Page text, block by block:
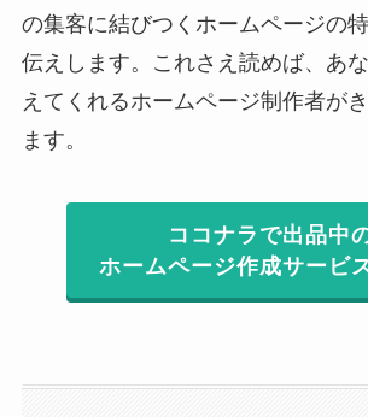
の集客に結びつくホームページの
伝えします。これさえ読めば、あ
えてくれるホームページ制作者が
ます。
ココナラで出品中
ホームページ作成サービ